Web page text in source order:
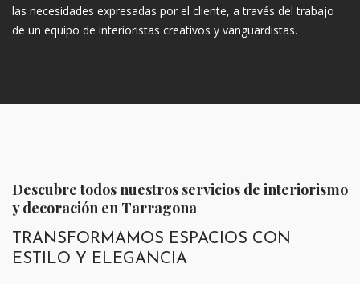
las necesidades expresadas por el cliente, a través del trabajo
de un equipo de interioristas creativos y vanguardistas.
Descubre todos nuestros servicios de interiorismo
y decoración en Tarragona
TRANSFORMAMOS ESPACIOS CON
ESTILO Y ELEGANCIA